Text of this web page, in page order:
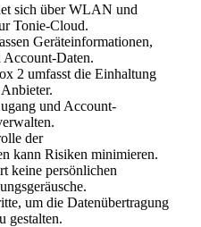
sich über WLAN und
Tonie-Cloud.
Geräteinformationen,
Account-Daten.
2 umfasst die Einhaltung
und Account-
der
kann Risiken minimieren.
keine persönlichen
um die Datenübertragung
gestalten.